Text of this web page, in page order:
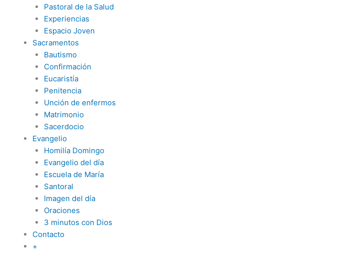
Pastoral de la Salud
Experiencias
Espacio Joven
Sacramentos
Bautismo
Confirmación
Eucaristía
Penitencia
Unción de enfermos
Matrimonio
Sacerdocio
Evangelio
Homilía Domingo
Evangelio del día
Escuela de María
Santoral
Imagen del día
Oraciones
3 minutos con Dios
Contacto
+